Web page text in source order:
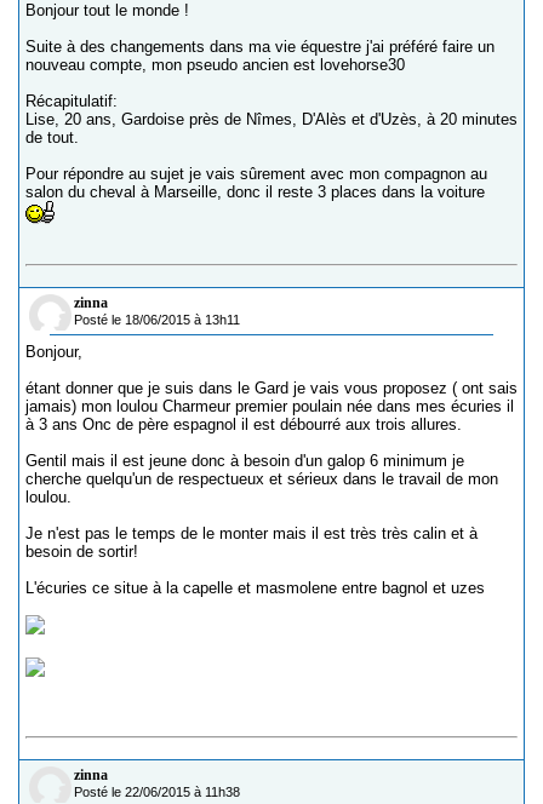
Bonjour tout le monde !
Suite à des changements dans ma vie équestre j'ai préféré faire un
nouveau compte, mon pseudo ancien est lovehorse30
Récapitulatif:
Lise, 20 ans, Gardoise près de Nîmes, D'Alès et d'Uzès, à 20 minutes
de tout.
Pour répondre au sujet je vais sûrement avec mon compagnon au
salon du cheval à Marseille, donc il reste 3 places dans la voiture
zinna
Posté le 18/06/2015 à 13h11
Bonjour,
étant donner que je suis dans le Gard je vais vous proposez ( ont sais
jamais) mon loulou Charmeur premier poulain née dans mes écuries il
à 3 ans Onc de père espagnol il est débourré aux trois allures.
Gentil mais il est jeune donc à besoin d'un galop 6 minimum je
cherche quelqu'un de respectueux et sérieux dans le travail de mon
loulou.
Je n'est pas le temps de le monter mais il est très très calin et à
besoin de sortir!
L'écuries ce situe à la capelle et masmolene entre bagnol et uzes
zinna
Posté le 22/06/2015 à 11h38